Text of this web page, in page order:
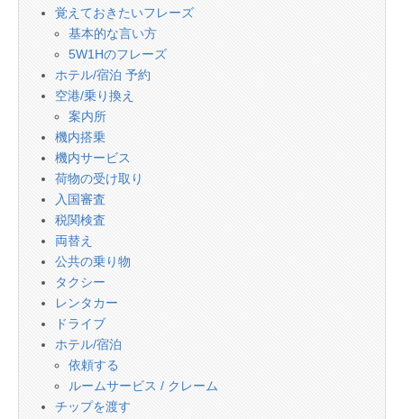
覚えておきたいフレーズ
基本的な言い方
5W1Hのフレーズ
ホテル/宿泊 予約
空港/乗り換え
案内所
機内搭乗
機内サービス
荷物の受け取り
入国審査
税関検査
両替え
公共の乗り物
タクシー
レンタカー
ドライブ
ホテル/宿泊
依頼する
ルームサービス / クレーム
チップを渡す